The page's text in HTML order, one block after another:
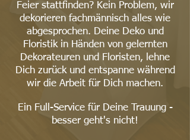
Feier stattfinden? Kein Problem, wir
dekorieren fachmännisch alles wie
abgesprochen. Deine Deko und
Floristik in Händen von gelernten
Dekorateuren und Floristen, lehne
Dich zurück und entspanne während
wir die Arbeit für Dich machen.
Ein Full-Service für Deine Trauung -
besser geht's nicht!